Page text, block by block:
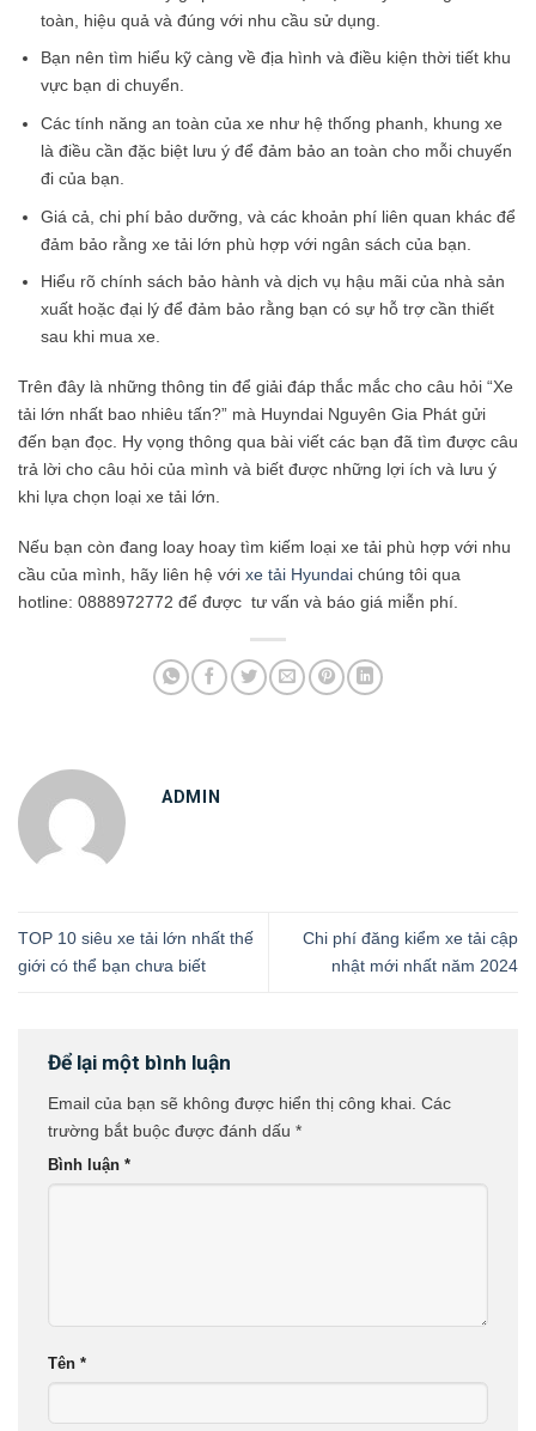
toàn, hiệu quả và đúng với nhu cầu sử dụng.
Bạn nên tìm hiểu kỹ càng về địa hình và điều kiện thời tiết khu
vực bạn di chuyển.
Các tính năng an toàn của xe như hệ thống phanh, khung xe
là điều cần đặc biệt lưu ý để đảm bảo an toàn cho mỗi chuyến
đi của bạn.
Giá cả, chi phí bảo dưỡng, và các khoản phí liên quan khác để
đảm bảo rằng xe tải lớn phù hợp với ngân sách của bạn.
Hiểu rõ chính sách bảo hành và dịch vụ hậu mãi của nhà sản
xuất hoặc đại lý để đảm bảo rằng bạn có sự hỗ trợ cần thiết
sau khi mua xe.
Trên đây là những thông tin để giải đáp thắc mắc cho câu hỏi “Xe
tải lớn nhất bao nhiêu tấn?” mà Huyndai Nguyên Gia Phát gửi
đến bạn đọc. Hy vọng thông qua bài viết các bạn đã tìm được câu
trả lời cho câu hỏi của mình và biết được những lợi ích và lưu ý
khi lựa chọn loại xe tải lớn.
Nếu bạn còn đang loay hoay tìm kiếm loại xe tải phù hợp với nhu
cầu của mình, hãy liên hệ với xe tải Hyundai chúng tôi qua
hotline: 0888972772 để được tư vấn và báo giá miễn phí.
ADMIN
TOP 10 siêu xe tải lớn nhất thế
giới có thể bạn chưa biết
Chi phí đăng kiểm xe tải cập
nhật mới nhất năm 2024
Để lại một bình luận
Email của bạn sẽ không được hiển thị công khai. Các
trường bắt buộc được đánh dấu *
Bình luận *
Tên *